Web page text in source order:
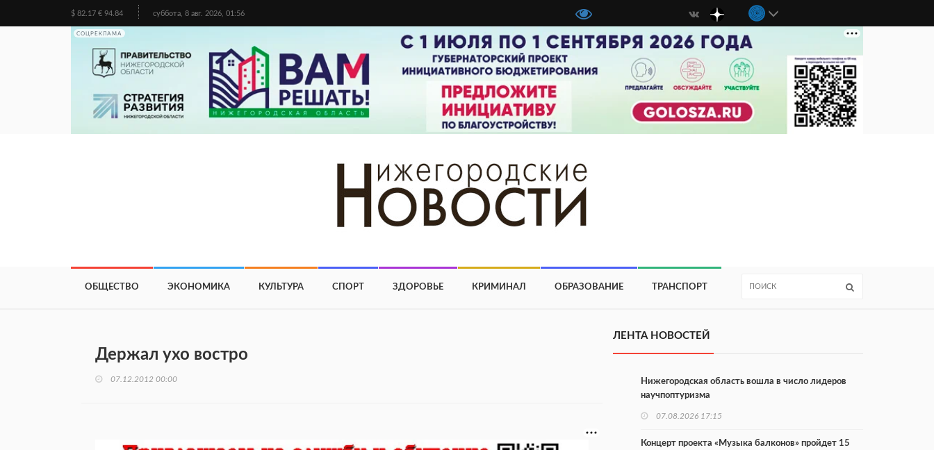
$ 82.17 € 94.84 суббота, 8 авг. 2026, 01:56
СОЦРЕКЛАМА
ОБЩЕСТВО ЭКОНОМИКА КУЛЬТУРА СПОРТ ЗДОРОВЬЕ КРИМИНАЛ ОБРАЗОВАНИЕ ТРАНСПОРТ
Держал ухо востро
07.12.2012 00:00
ЛЕНТА НОВОСТЕЙ
Нижегородская область вошла в число лидеров
научпоптуризма
07.08.2026 17:15
Концерт проекта «Музыка балконов» пройдет 15